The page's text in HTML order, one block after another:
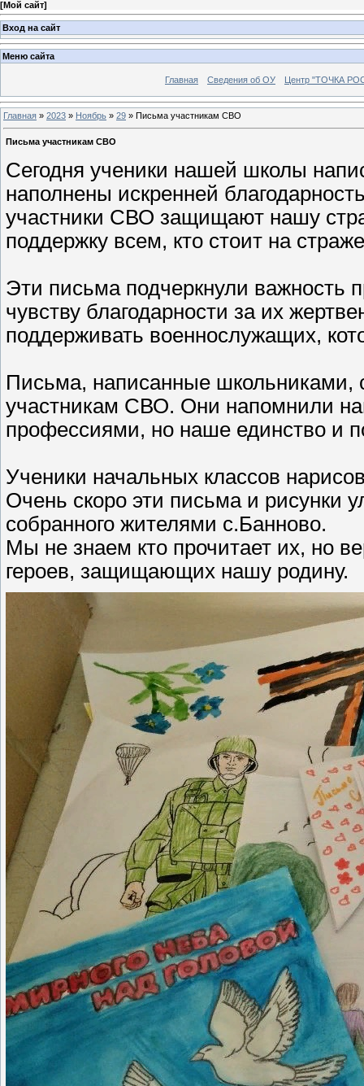
[Мой сайт]
Вход на сайт
Меню сайта
Главная Сведения об ОУ Центр "ТОЧКА
Главная » 2023 » Ноябрь » 29 » Письма участникам СВО
Письма участникам СВО
Сегодня ученики нашей школы
наполнены искренней
участники СВО защищают нашу
поддержку всем, кто стоит на
Эти письма подчеркнули
чувству благодарности за их
поддерживать военнослужащих,
Письма, написанные школьниками,
участникам СВО. Они напомнили
профессиями, но наше единство и
Ученики начальных классов
Очень скоро эти письма и рисунки
собранного жителями с.Банново.
Мы не знаем кто прочитает их, но
героев, защищающих нашу родину.